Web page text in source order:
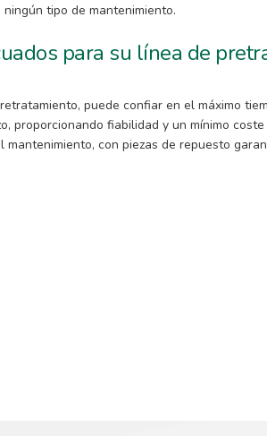
tipo de mantenimiento.
para su línea de
puede confiar en el máximo
proporcionando fiabilidad y un mínimo
con piezas de repuesto